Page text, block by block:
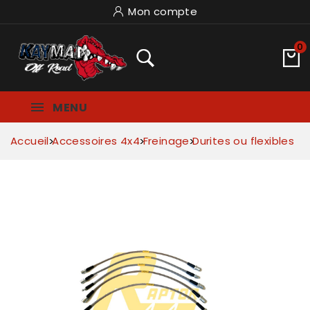
Mon compte
0
MENU
Accueil Accessoires 4x4 Freinage Durites ou flexibles